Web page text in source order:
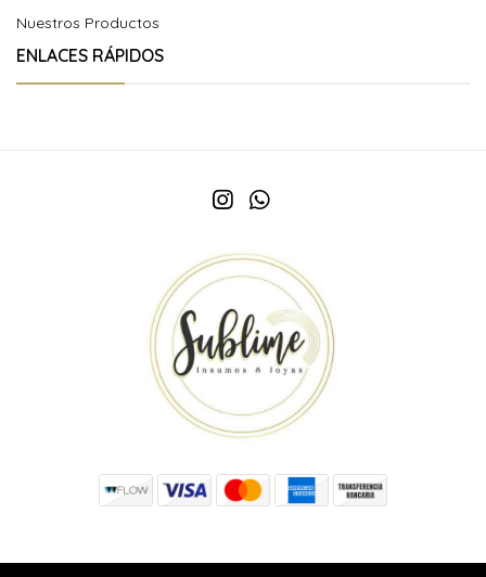
Nuestros Productos
ENLACES RÁPIDOS